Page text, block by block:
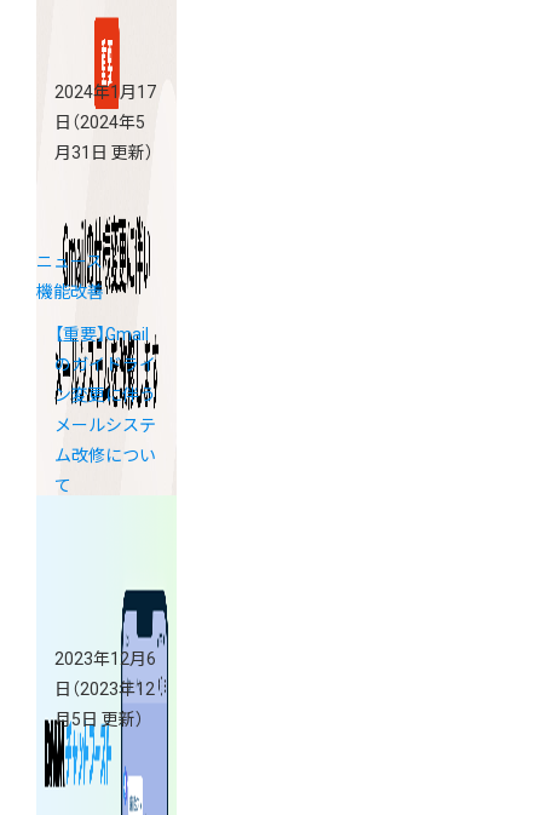
2024年1月17
日 （2024年5
月31日 更新）
ニュース
機能改善
【重要】Gmail
のガイドライ
ン変更に伴う
メールシステ
ム改修につい
て
2023年12月6
日 （2023年12
月5日 更新）